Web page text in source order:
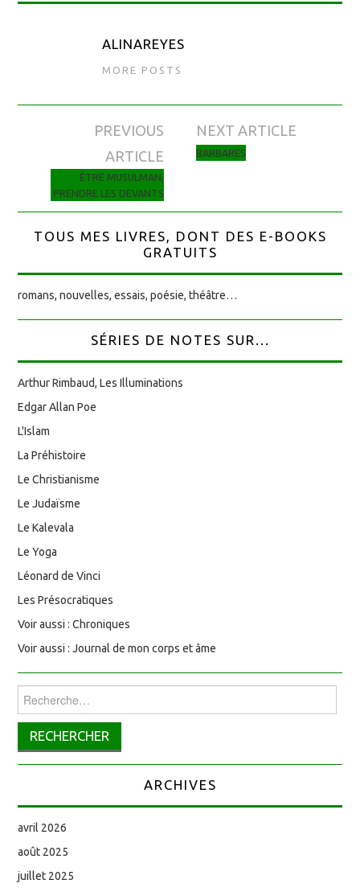
ALINAREYES
MORE POSTS
Navigation des articles
PREVIOUS
ARTICLE
ÊTRE MUSULMAN,
PRENDRE LES DEVANTS
NEXT ARTICLE
BARBARES
TOUS MES LIVRES, DONT DES E-BOOKS
GRATUITS
romans, nouvelles, essais, poésie, théâtre…
SÉRIES DE NOTES SUR...
Arthur Rimbaud, Les Illuminations
Edgar Allan Poe
L'Islam
La Préhistoire
Le Christianisme
Le Judaïsme
Le Kalevala
Le Yoga
Léonard de Vinci
Les Présocratiques
Voir aussi : Chroniques
Voir aussi : Journal de mon corps et âme
Rechercher :
ARCHIVES
avril 2026
août 2025
juillet 2025